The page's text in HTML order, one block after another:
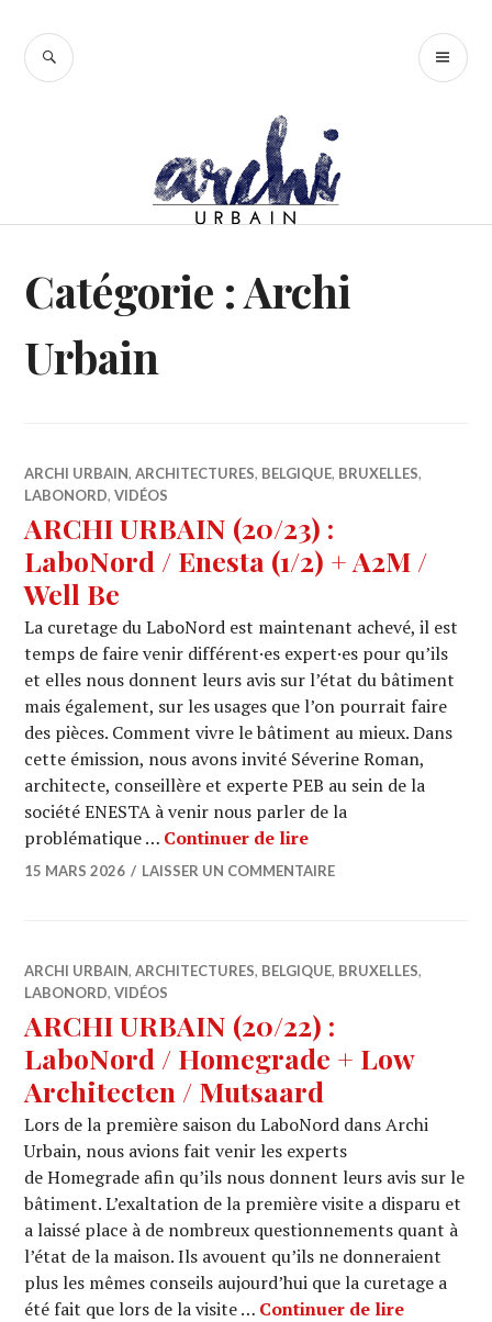
contenu
RECHERCHE
Catégorie :Archi
Urbain
ARCHI URBAIN,ARCHITECTURES, BELGIQUE, BRUXELLES,
LABONORD,VIDÉOS
ARCHI URBAIN (20/23) :
LaboNord / Enesta (1/2) + A2M /
Well Be
La curetage du LaboNord est maintenant achevé, il est
temps de faire venir différent·es expert·es pour qu’ils
et elles nous donnent leurs avis sur l’état du bâtiment
mais également, sur les usages que l’on pourrait faire
des pièces. Comment vivre le bâtiment au mieux. Dans
cette émission, nous avons invité Séverine Roman,
architecte, conseillère et experte PEB au sein de la
société ENESTA à venir nous parler de la
problématique … Continuer de lireARCHI URBAIN (20/
15 MARS 2026 LAISSER UN COMMENTAIRE
ARCHI URBAIN,ARCHITECTURES, BELGIQUE, BRUXELLES,
LABONORD,VIDÉOS
ARCHI URBAIN (20/22) :
LaboNord / Homegrade + Low
Architecten / Mutsaard
Lors de la première saison du LaboNord dans Archi
Urbain, nous avions fait venir les experts
de Homegrade afin qu’ils nous donnent leurs avis sur le
bâtiment. L’exaltation de la première visite a disparu et
a laissé place à de nombreux questionnements quant à
l’état de la maison. Ils avouent qu’ils ne donneraient
plus les mêmes conseils aujourd’hui que la curetage a
été fait que lors de la visite … Continuer de lireARCHI